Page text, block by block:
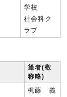
学校
社会科ク
ラブ
筆者(敬
称略)
梶藤 義